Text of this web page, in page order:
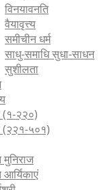
विनयावनति
वैयावृत्त्य
समीचीन धर्म
साधु-समाधि सुधा-साधन
सुशीलता
(१‍-२२०)
(२२१-५०१)
मुनिराज
आर्यिकाएं